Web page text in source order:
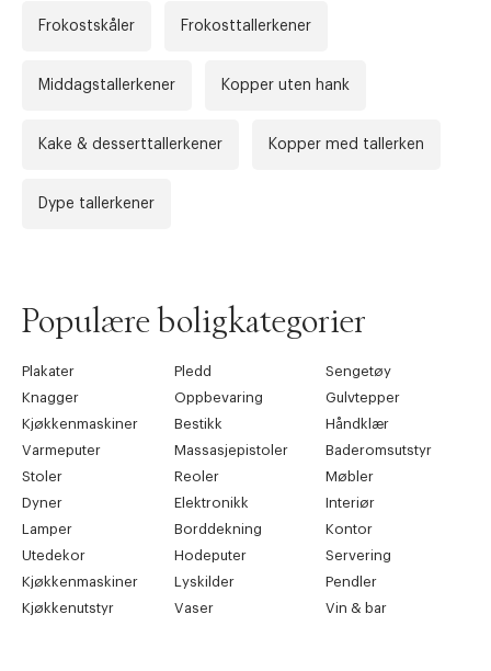
Forrige
Frokostskåler Frokosttallerkener
Middagstallerkener Kopper uten hank
Kake & desserttallerkener Kopper med tallerken
Dype tallerkener
Populære boligkategorier
Plakater Pledd
Sengetøy
Knagger
Oppbevaring
Gulvtepper
Kjøkkenmaskiner
Bestikk
Håndklær
Varmeputer
Massasjepistoler
Baderomsutstyr
Stoler
Reoler
Møbler
Dyner
Elektronikk
Interiør
Lamper
Borddekning
Kontor
Utedekor
Hodeputer
Servering
Kjøkkenmaskiner
Lyskilder
Pendler
Kjøkkenutstyr
Vaser Vin & bar